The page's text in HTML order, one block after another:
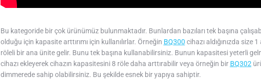
Bu kategoride bir çok ürünümüz bulunmaktadır. Bunlardan bazıları tek başına
olduğu için kapasite arttırımı için kullanılırlar. Örneğin BQ300 cihazı aldığınızda size
röleli bir ana ünite gelir. Bunu tek başına kullanabilirsiniz. Bunun kapasitesi yeterli
cihazı ekleyerek cihazın kapasitesini 8 röle daha arttırabilir veya örneğin bir BQ302
dimmerede sahip olabilirsiniz. Bu şekilde esnek bir yapıya sahiptir.